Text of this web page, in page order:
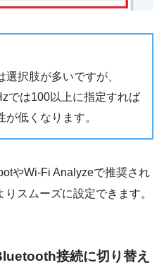
択肢が多いですが、
では100以上に指定すれば
低くなります。
やWi-Fi Analyzeで推奨され
スムーズに設定できます。
接続に切り替え